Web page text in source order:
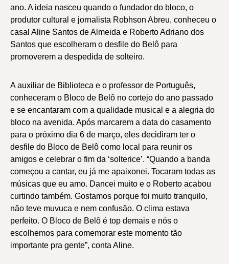
ano. A ideia nasceu quando o fundador do bloco, o
produtor cultural e jornalista Robhson Abreu, conheceu o
casal Aline Santos de Almeida e Roberto Adriano dos
Santos que escolheram o desfile do Belô para
promoverem a despedida de solteiro.
A auxiliar de Biblioteca e o professor de Português,
conheceram o Bloco de Belô no cortejo do ano passado
e se encantaram com a qualidade musical e a alegria do
bloco na avenida. Após marcarem a data do casamento
para o próximo dia 6 de março, eles decidiram ter o
desfile do Bloco de Belô como local para reunir os
amigos e celebrar o fim da ‘solterice’. “Quando a banda
começou a cantar, eu já me apaixonei. Tocaram todas as
músicas que eu amo. Dancei muito e o Roberto acabou
curtindo também. Gostamos porque foi muito tranquilo,
não teve muvuca e nem confusão. O clima estava
perfeito. O Bloco de Belô é top demais e nós o
escolhemos para comemorar este momento tão
importante pra gente”, conta Aline.